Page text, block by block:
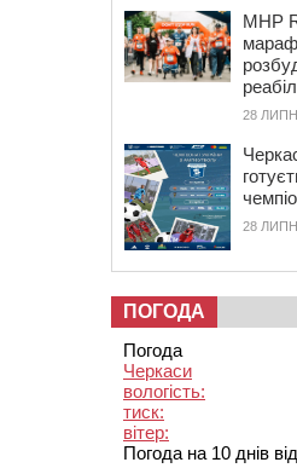
MHP
28
28
ПОГОДА
Погода
Черкаси
вологість:
тиск:
вітер:
Погода на 10 днів від